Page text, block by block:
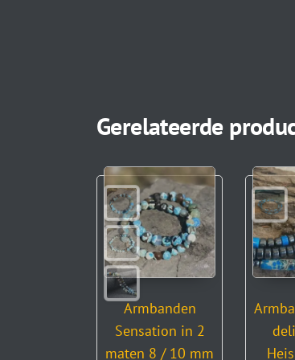
Gerelateerde
Armbanden
Sensation in 2
maten 8 / 10 mm